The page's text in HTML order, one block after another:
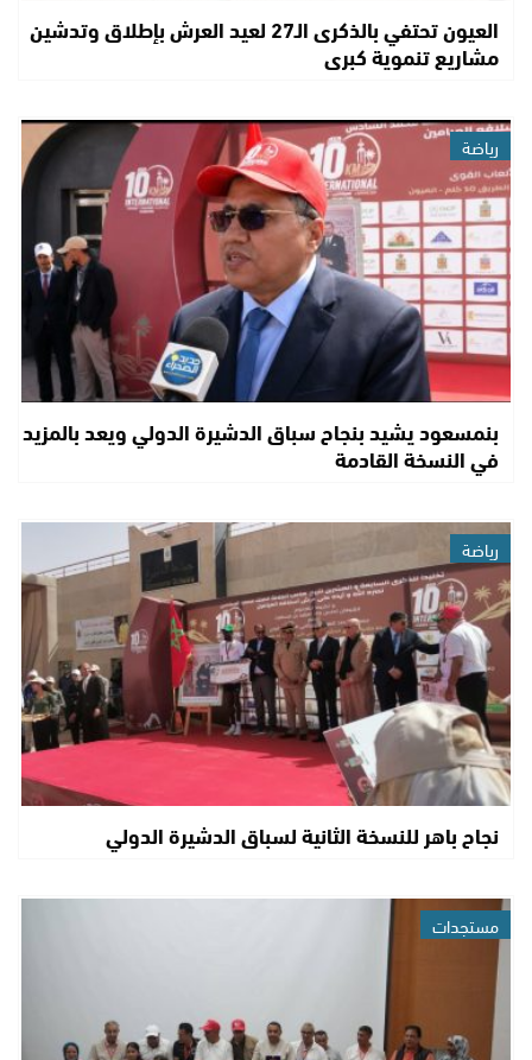
العيون تحتفي بالذكرى الـ27 لعيد العرش بإطلاق وتدشين
مشاريع تنموية كبرى
رياضة
بنمسعود يشيد بنجاح سباق الدشيرة الدولي ويعد بالمزيد
في النسخة القادمة
رياضة
نجاح باهر للنسخة الثانية لسباق الدشيرة الدولي
مستجدات